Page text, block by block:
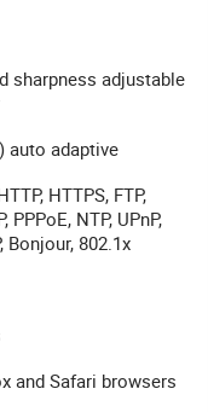
sharpness adjustable
auto adaptive
HTTPS, FTP,
PPPoE, NTP, UPnP,
Bonjour, 802.1x
and Safari browsers